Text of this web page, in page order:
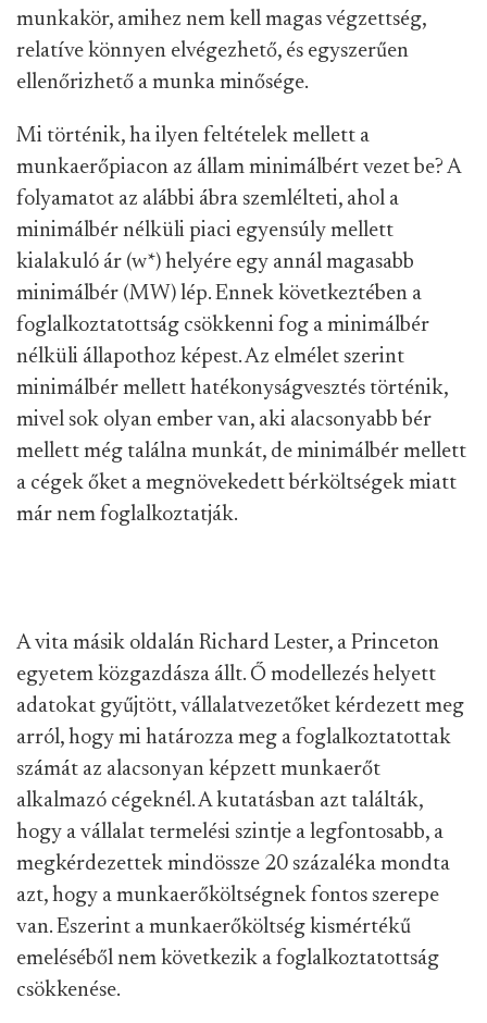
munkakör, amihez nem kell magas végzettség,
relatíve könnyen elvégezhető, és egyszerűen
ellenőrizhető a munka minősége.
Mi történik, ha ilyen feltételek mellett a
munkaerőpiacon az állam minimálbért vezet be? A
folyamatot az alábbi ábra szemlélteti, ahol a
minimálbér nélküli piaci egyensúly mellett
kialakuló ár (w*) helyére egy annál magasabb
minimálbér (MW) lép. Ennek következtében a
foglalkoztatottság csökkenni fog a minimálbér
nélküli állapothoz képest. Az elmélet szerint
minimálbér mellett hatékonyságvesztés történik,
mivel sok olyan ember van, aki alacsonyabb bér
mellett még találna munkát, de minimálbér mellett
a cégek őket a megnövekedett bérköltségek miatt
már nem foglalkoztatják.
A vita másik oldalán Richard Lester, a Princeton
egyetem közgazdásza állt. Ő modellezés helyett
adatokat gyűjtött, vállalatvezetőket kérdezett meg
arról, hogy mi határozza meg a foglalkoztatottak
számát az alacsonyan képzett munkaerőt
alkalmazó cégeknél. A kutatásban azt találták,
hogy a vállalat termelési szintje a legfontosabb, a
megkérdezettek mindössze 20 százaléka mondta
azt, hogy a munkaerőköltségnek fontos szerepe
van. Eszerint a munkaerőköltség kismértékű
emeléséből nem következik a foglalkoztatottság
csökkenése.